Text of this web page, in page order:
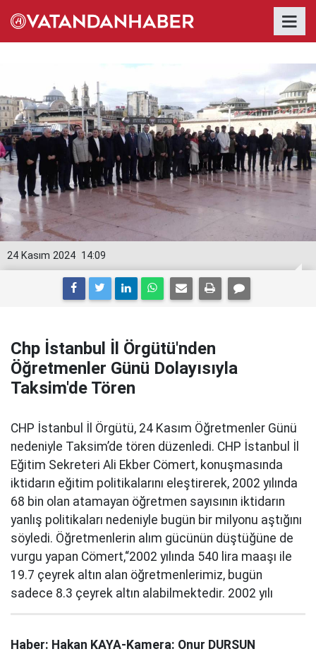
14:09
24 Kasım 2024
Chp İstanbul İl Örgütü'nden
Öğretmenler Günü Dolayısıyla
Taksim'de Tören
CHP İstanbul İl Örgütü, 24 Kasım Öğretmenler Günü
nedeniyle Taksim’de tören düzenledi. CHP İstanbul İl
Eğitim Sekreteri Ali Ekber Cömert, konuşmasında
iktidarın eğitim politikalarını eleştirerek, 2002 yılında
68 bin olan atamayan öğretmen sayısının iktidarın
yanlış politikaları nedeniyle bugün bir milyonu aştığını
söyledi. Öğretmenlerin alım gücünün düştüğüne de
vurgu yapan Cömert,“2002 yılında 540 lira maaşı ile
19.7 çeyrek altın alan öğretmenlerimiz, bugün
sadece 8.3 çeyrek altın alabilmektedir. 2002 yılı
Haber: Hakan KAYA-Kamera: Onur DURSUN